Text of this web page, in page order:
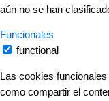
aún no se han
Funcionales
functional
Las cookies
como compartir el